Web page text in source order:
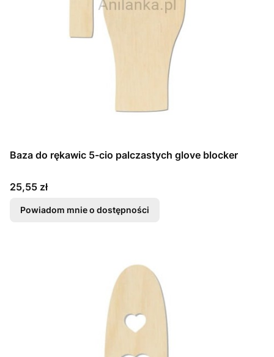
Baza do rękawic 5-cio palczastych glove blocker
Cena
25,55 zł
Powiadom mnie o dostępności